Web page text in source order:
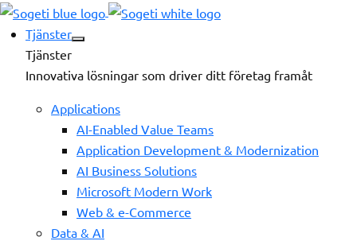
Tjänster
Tjänster
Innovativa lösningar som driver ditt företag framåt
Applications
AI-Enabled Value Teams
Application Development & Modernization
AI Business Solutions
Microsoft Modern Work
Web & e-Commerce
Data & AI